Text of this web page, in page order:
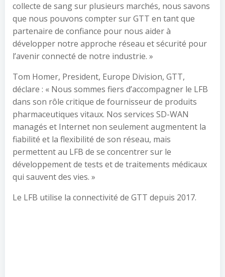
collecte de sang sur plusieurs marchés, nous savons
que nous pouvons compter sur GTT en tant que
partenaire de confiance pour nous aider à
développer notre approche réseau et sécurité pour
l’avenir connecté de notre industrie. »
Tom Homer, President, Europe Division, GTT,
déclare : « Nous sommes fiers d’accompagner le LFB
dans son rôle critique de fournisseur de produits
pharmaceutiques vitaux. Nos services SD-WAN
managés et Internet non seulement augmentent la
fiabilité et la flexibilité de son réseau, mais
permettent au LFB de se concentrer sur le
développement de tests et de traitements médicaux
qui sauvent des vies. »
Le LFB utilise la connectivité de GTT depuis 2017.